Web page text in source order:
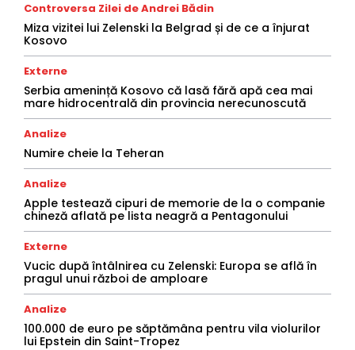
Controversa Zilei de Andrei Bădin
Miza vizitei lui Zelenski la Belgrad și de ce a înjurat
Kosovo
Externe
Serbia amenință Kosovo că lasă fără apă cea mai
mare hidrocentrală din provincia nerecunoscută
Analize
Numire cheie la Teheran
Analize
Apple testează cipuri de memorie de la o companie
chineză aflată pe lista neagră a Pentagonului
Externe
Vucic după întâlnirea cu Zelenski: Europa se află în
pragul unui război de amploare
Analize
100.000 de euro pe săptămâna pentru vila violurilor
lui Epstein din Saint-Tropez